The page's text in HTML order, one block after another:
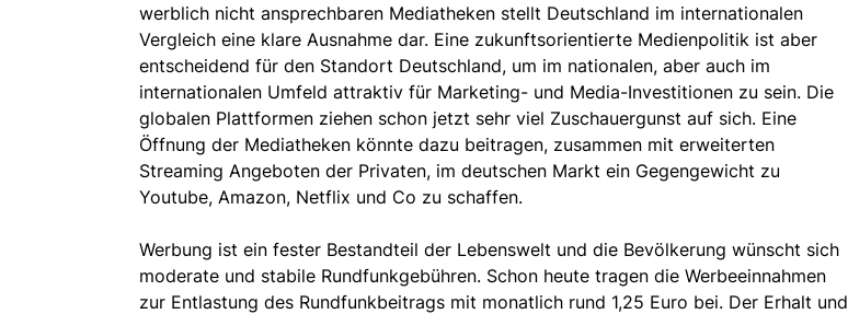
werblich nicht ansprechbaren Mediatheken stellt Deutschland im internationalen
Vergleich eine klare Ausnahme dar. Eine zukunftsorientierte Medienpolitik ist aber
entscheidend für den Standort Deutschland, um im nationalen, aber auch im
internationalen Umfeld attraktiv für Marketing- und Media-Investitionen zu sein. Die
globalen Plattformen ziehen schon jetzt sehr viel Zuschauergunst auf sich. Eine
Öffnung der Mediatheken könnte dazu beitragen, zusammen mit erweiterten
Streaming Angeboten der Privaten, im deutschen Markt ein Gegengewicht zu
Youtube, Amazon, Netflix und Co zu schaffen.
Werbung ist ein fester Bestandteil der Lebenswelt und die Bevölkerung wünscht sich
moderate und stabile Rundfunkgebühren. Schon heute tragen die Werbeeinnahmen
zur Entlastung des Rundfunkbeitrags mit monatlich rund 1,25 Euro bei. Der Erhalt und